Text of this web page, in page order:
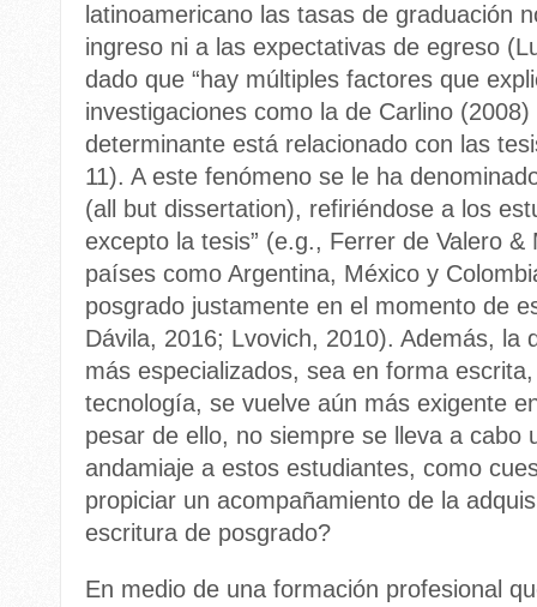
latinoamericano las tasas de graduación
ingreso ni a las expectativas de egreso
dado que “hay múltiples factores que
investigaciones como la de Carlino
determinante está relacionado con las
11). A este fenómeno se le ha
(all but dissertation), refiriéndose a los
excepto la tesis” (e.g., Ferrer de Valero
países como Argentina, México y
posgrado justamente en el momento de
Dávila, 2016; Lvovich, 2010). Además, la
más especializados, sea en forma
tecnología, se vuelve aún más exigente
pesar de ello, no siempre se lleva a cabo
andamiaje a estos estudiantes, como
propiciar un acompañamiento de la
escritura de posgrado?
En medio de una formación profesional